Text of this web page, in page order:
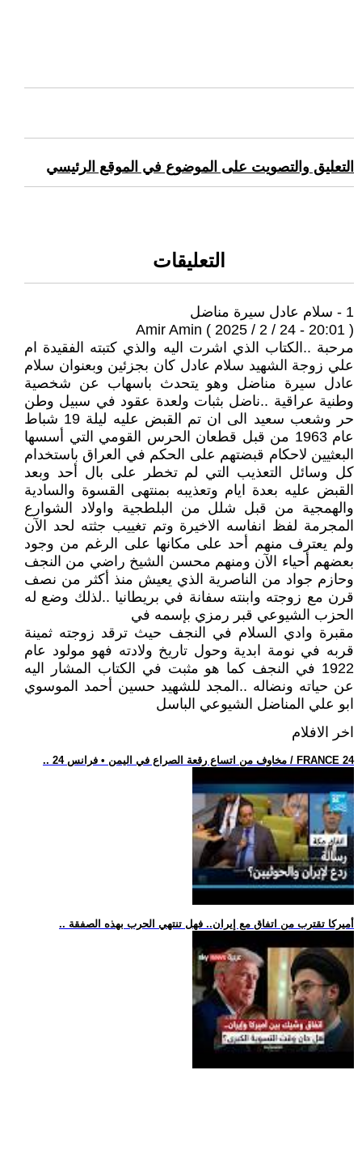
التعليق والتصويت على الموضوع في الموقع الرئيسي
التعليقات
1 - سلام عادل سيرة مناضل
Amir Amin ( 2025 / 2 / 24 - 20:01 )
مرحبة ..الكتاب الذي اشرت اليه والذي كتبته الفقيدة ام
علي زوجة الشهيد سلام عادل كان بجزئين وبعنوان سلام
عادل سيرة مناضل وهو يتحدث باسهاب عن شخصية
وطنية عراقية ..ناضل بثبات ولعدة عقود في سبيل وطن
حر وشعب سعيد الى ان تم القبض عليه ليلة 19 شباط
عام 1963 من قبل قطعان الحرس القومي التي أسسها
البعثيين لاحكام قبضتهم على الحكم في العراق باستخدام
كل وسائل التعذيب التي لم تخطر على بال أحد وبعد
القبض عليه بعدة ايام وتعذيبه بمنتهى القسوة والسادية
والهمجية من قبل شلل من البلطجية واولاد الشوارع
المجرمة لفظ انفاسه الاخيرة وتم تغييب جثته لحد الآن
ولم يعترف منهم أحد على مكانها على الرغم من وجود
بعضهم أحياء الآن ومنهم محسن الشيخ راضي من النجف
وحازم جواد من الناصرية الذي يعيش منذ أكثر من نصف
قرن مع زوجته وابنته سفانة في بريطانيا ..لذلك وضع له
الحزب الشيوعي قبر رمزي بإسمه في
مقبرة وادي السلام في النجف حيث ترقد زوجته ثمينة
قربه في نومة ابدية وحول تاريخ ولادته فهو مولود عام
1922 في النجف كما هو مثبت في الكتاب المشار اليه
عن حياته ونضاله ..المجد للشهيد حسين أحمد الموسوي
ابو علي المناضل الشيوعي الباسل
اخر الافلام
.. مخاوف من اتساع رقعة الصراع في اليمن • فرانس 24 / FRANCE 24
.. أميركا تقترب من اتفاق مع إيران.. فهل تنتهي الحرب بهذه الصفقة